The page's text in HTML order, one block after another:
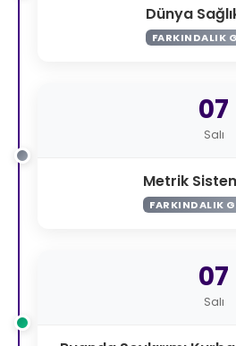
Dünya
FARKINDALIK
07
Salı
Metrik
FARKINDALIK
07
Salı